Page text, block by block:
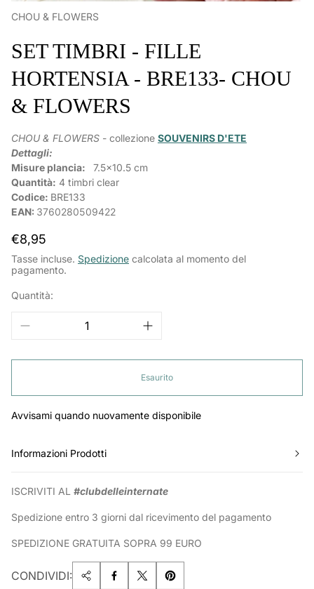
CHOU & FLOWERS
SET TIMBRI - FILLE
HORTENSIA - BRE133- CHOU
& FLOWERS
CHOU & FLOWERS - collezione SOUVENIRS D'ETE
Dettagli:
Misure plancia:
7.5x10.5 cm
Quantità: 4 timbri clear
Codice: BRE133
EAN: 3760280509422
Prezzo
normale
€8,95
Tasse incluse. Spedizione calcolata al momento del
pagamento.
Quantità:
Esaurito
Avvisami quando nuovamente disponibile
Informazioni Prodotti
ISCRIVITI AL #clubdelleinternate
Spedizione entro 3 giorni dal ricevimento del pagamento
SPEDIZIONE GRATUITA SOPRA 99 EURO
CONDIVIDI: